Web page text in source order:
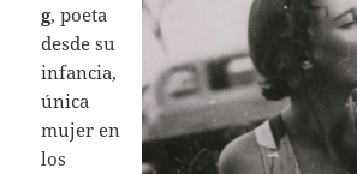
g, poeta
desde su
infancia,
única
mujer en
los